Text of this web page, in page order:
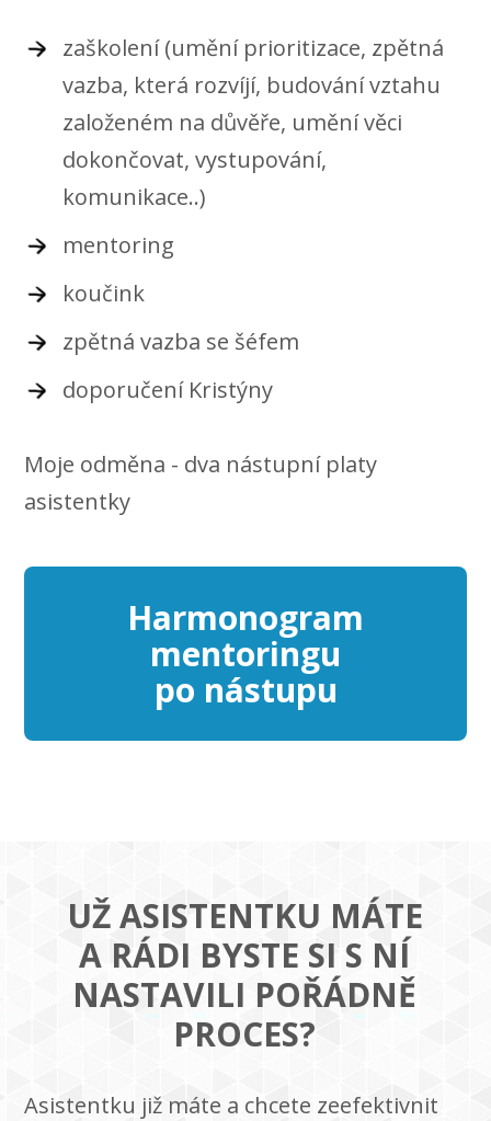
zaškolení (umění prioritizace, zpětná
vazba, která rozvíjí, budování vztahu
založeném na důvěře, umění věci
dokončovat, vystupování,
komunikace..)
mentoring
koučink
zpětná vazba se šéfem
doporučení Kristýny
Moje odměna - dva nástupní platy
asistentky
Harmonogram
mentoringu
po nástupu
UŽ ASISTENTKU MÁTE
A RÁDI BYSTE SI S NÍ
NASTAVILI POŘÁDNĚ
PROCES?
Asistentku již máte a chcete zeefektivnit